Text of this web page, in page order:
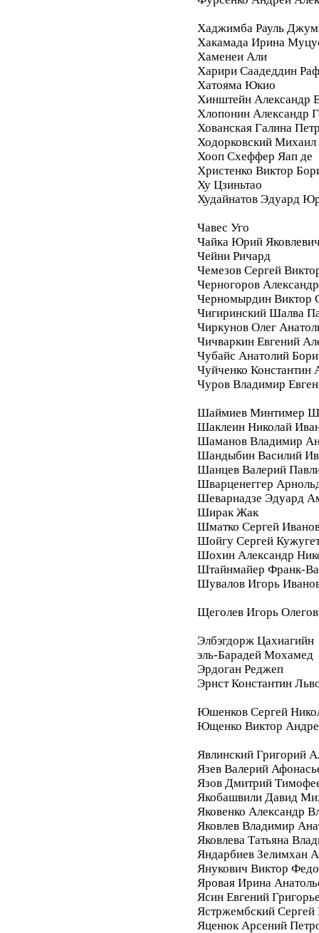
Хаджимба Рауль
Хакамада Ирина
Хаменеи Али
Харири Саадеддин
Хатояма Юкио
Хинштейн Александр
Хлопонин Александр
Хованская Галина
Ходорковский Михаил
Хооп Схеффер Яап де
Христенко Виктор
Ху Цзиньтао
Худайнатов Эдуард
Чавес Уго
Чайка Юрий
Чейни Ричард
Чемезов Сергей
Черногоров
Черномырдин Виктор
Чигиринский Шалва
Чиркунов Олег
Чичваркин Евгений
Чубайс Анатолий
Чуйченко Константин
Чуров Владимир
Шаймиев Минтимер
Шаклеин Николай
Шаманов Владимир
Шандыбин Василий
Шанцев Валерий
Шварценеггер
Шеварнадзе Эдуард
Ширак Жак
Шматко Сергей
Шойгу Сергей
Шохин Александр
Штайнмайер Франк-
Шувалов Игорь
Щеголев Игорь
Элбэгдорж Цахиагийн
эль-Барадей Мохамед
Эрдоган Реджеп
Эрнст Константин
Юшенков Сергей
Ющенко Виктор
Явлинский Григорий
Язев Валерий
Язов Дмитрий
Якобашвили Давид
Яковенко Александр
Яковлев Владимир
Яковлева Татьяна
Яндарбиев Зелимхан
Янукович Виктор
Яровая Ирина
Ясин Евгений
Ястржембский
Яценюк Арсений